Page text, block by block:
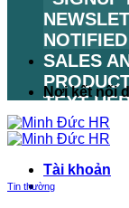
SALES
TEXT
REMOVE
LỖI:
BIỂU
Nơi kết nối
Tài khoản
Tin thường